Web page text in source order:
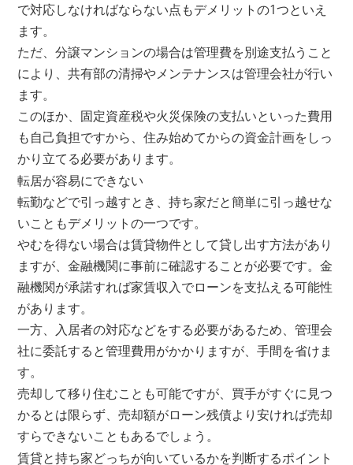
で対応しなければならない点もデメリットの1つといえ
ます。
ただ、分譲マンションの場合は管理費を別途支払うこと
により、共有部の清掃やメンテナンスは管理会社が行い
ます。
このほか、固定資産税や火災保険の支払いといった費用
も自己負担ですから、住み始めてからの資金計画をしっ
かり立てる必要があります。
転居が容易にできない
転勤などで引っ越すとき、持ち家だと簡単に引っ越せな
いこともデメリットの一つです。
やむを得ない場合は賃貸物件として貸し出す方法があり
ますが、金融機関に事前に確認することが必要です。金
融機関が承諾すれば家賃収入でローンを支払える可能性
があります。
一方、入居者の対応などをする必要があるため、管理会
社に委託すると管理費用がかかりますが、手間を省けま
す。
売却して移り住むことも可能ですが、買手がすぐに見つ
かるとは限らず、売却額がローン残債より安ければ売却
すらできないこともあるでしょう。
賃貸と持ち家どっちが向いているかを判断するポイント